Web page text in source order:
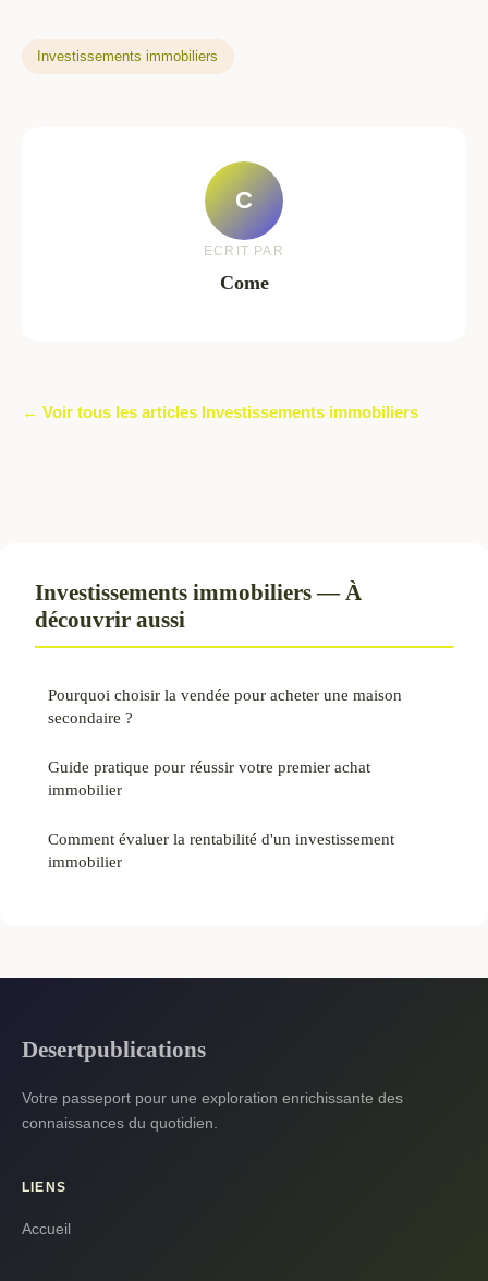
Investissements immobiliers
C
ECRIT PAR
Come
← Voir tous les articles Investissements immobiliers
Investissements immobiliers — À
découvrir aussi
Pourquoi choisir la vendée pour acheter une maison
secondaire ?
Guide pratique pour réussir votre premier achat
immobilier
Comment évaluer la rentabilité d'un investissement
immobilier
Desertpublications
Votre passeport pour une exploration enrichissante des
connaissances du quotidien.
LIENS
Accueil